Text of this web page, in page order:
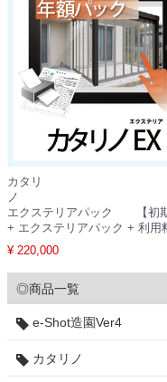
カタリ
エクステリアパック 【初
+ エクステリアパック + 利用
¥ 220,000
◎商品一覧
e-Shot造園Ver4
カタリノ